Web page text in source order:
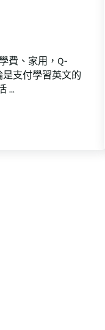
費、家用，Q-
支付學習英文的
…
攻略：Q-Send教你快速、